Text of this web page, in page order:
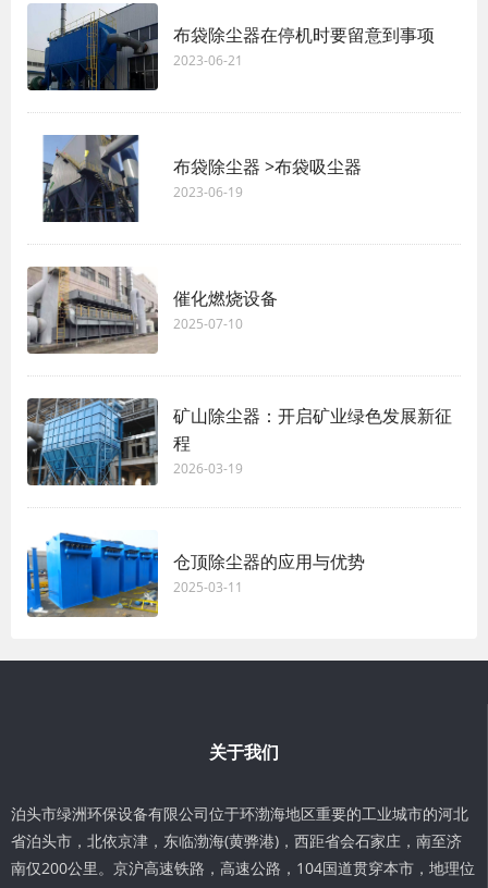
布袋除尘器在停机时要留意到事项
2023-06-21
布袋除尘器 >布袋吸尘器
2023-06-19
催化燃烧设备
2025-07-10
矿山除尘器：开启矿业绿色发展新征
程
2026-03-19
仓顶除尘器的应用与优势
2025-03-11
关于我们
泊头市绿洲环保设备有限公司位于环渤海地区重要的工业城市的河北
省泊头市，北依京津，东临渤海(黄骅港)，西距省会石家庄，南至济
南仅200公里。京沪高速铁路，高速公路，104国道贯穿本市，地理位